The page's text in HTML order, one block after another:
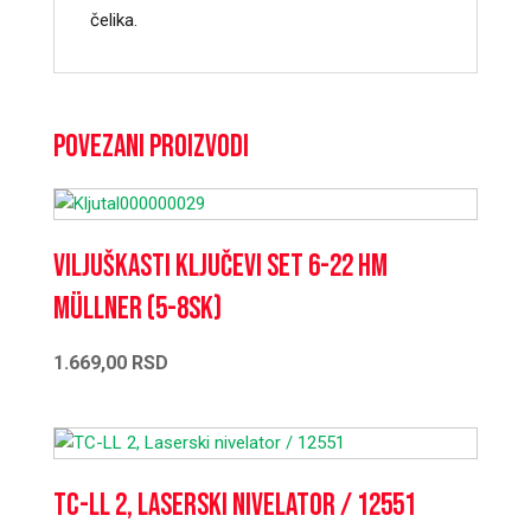
čelika.
Povezani proizvodi
Viljuškasti ključevi set 6-22 HM
Müllner (5-8SK)
1.669,00 RSD
TC-LL 2, Laserski nivelator / 12551